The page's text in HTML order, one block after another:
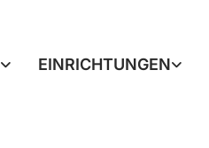
EINRICHTUNGEN